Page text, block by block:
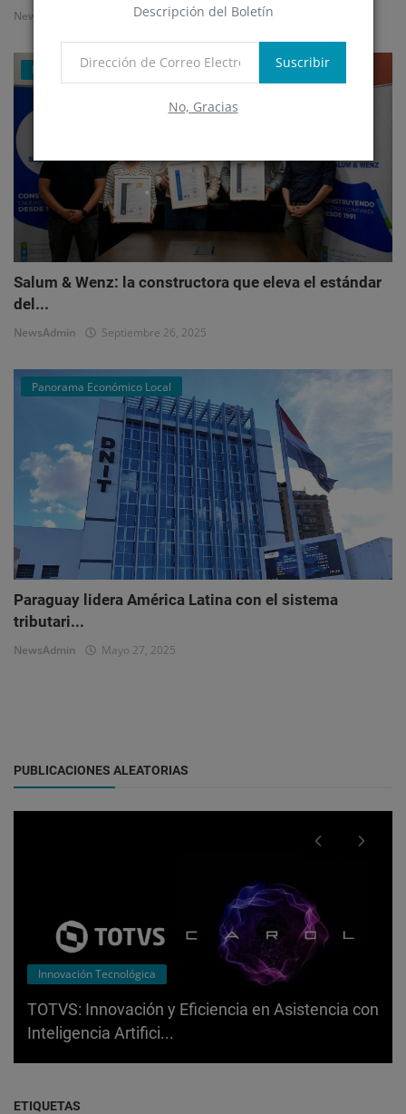
Descripción del Boletín
Suscribir
No, Gracias
NewsAdmin Octubre 1, 2025
Mercado Inmobiliario Empresarial
Salum & Wenz: la constructora que eleva el estándar
del...
NewsAdmin Septiembre 26, 2025
Panorama Económico Local
Paraguay lidera América Latina con el sistema
tributari...
NewsAdmin Mayo 27, 2025
PUBLICACIONES ALEATORIAS
Innovación Tecnológica
TOTVS: Innovación y Eficiencia en Asistencia con
Inteligencia Artifici...
ETIQUETAS